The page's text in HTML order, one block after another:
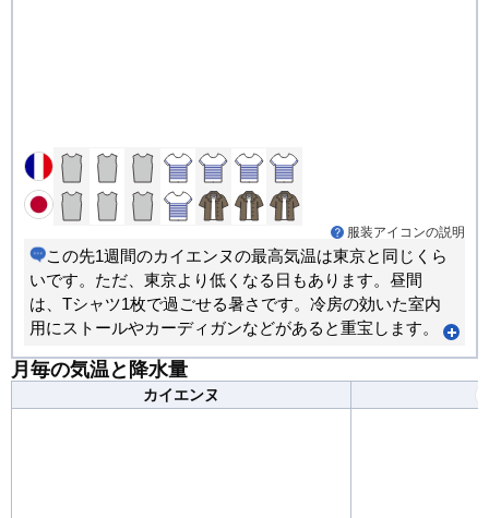
服装アイコンの説明
この先1週間のカイエンヌの最高気温は東京と同じくら
いです。ただ、東京より低くなる日もあります。昼間
は、Tシャツ1枚で過ごせる暑さです。冷房の効いた室内
用にストールやカーディガンなどがあると重宝します。
る服装がおすすめです。
月毎の気温と降水量
カイエンヌ